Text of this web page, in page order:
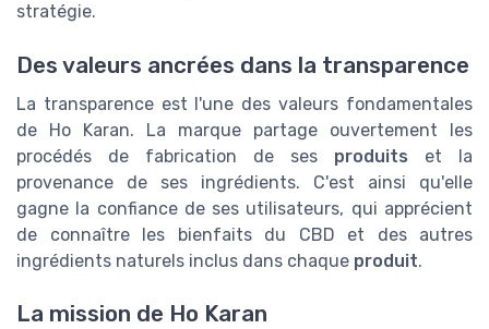
stratégie.
Des valeurs ancrées dans la transparence
La transparence est l'une des valeurs fondamentales
de Ho Karan. La marque partage ouvertement les
procédés de fabrication de ses produits et la
provenance de ses ingrédients. C'est ainsi qu'elle
gagne la confiance de ses utilisateurs, qui apprécient
de connaître les bienfaits du CBD et des autres
ingrédients naturels inclus dans chaque produit.
La mission de Ho Karan